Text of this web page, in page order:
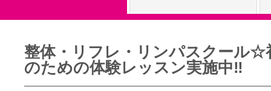
特集をみる
グッドスク
整体・リフレ・リンパスクール☆
のための体験レッスン実施中‼